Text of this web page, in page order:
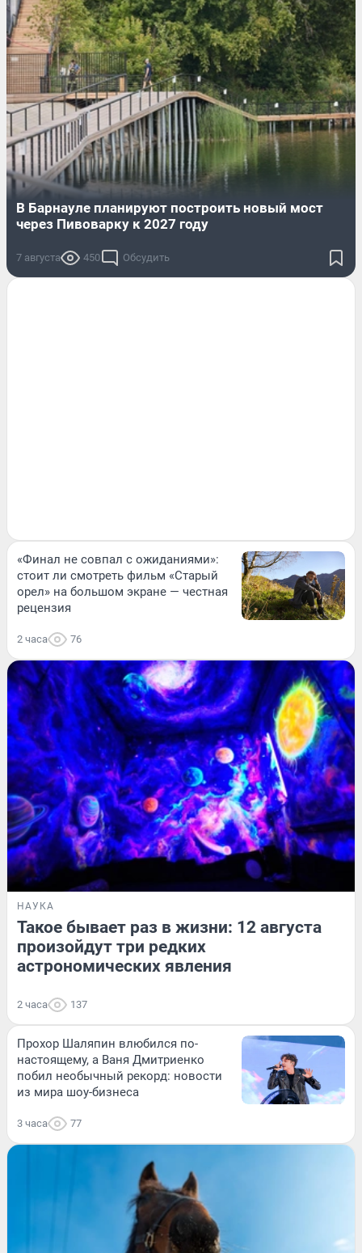
В Барнауле планируют построить новый мост
через Пивоварку к 2027 году
7 августа 450 Обсудить
«Финал не совпал с ожиданиями»:
стоит ли смотреть фильм «Старый
орел» на большом экране — честная
рецензия
2 часа 76
НАУКА
Такое бывает раз в жизни: 12 августа
произойдут три редких
астрономических явления
2 часа 137
Прохор Шаляпин влюбился по-
настоящему, а Ваня Дмитриенко
побил необычный рекорд: новости
из мира шоу-бизнеса
3 часа 77